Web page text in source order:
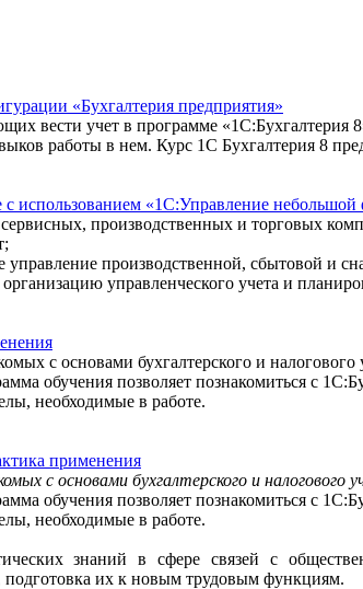
«Бухгалтерия предприятия»
вести учет в программе
работы в нем. Курс 1С Бухгалтерия 8
с использованием «1С:Управление
сервисных, производственных и торговых
производственной, сбытовой и
управленческого учета и
с основами бухгалтерского и
обучения позволяет познакомиться с
необходимые в работе.
применения
с основами бухгалтерского и
обучения позволяет познакомиться с
необходимые в работе.
знаний в сфере связей с
их к новым трудовым функциям.